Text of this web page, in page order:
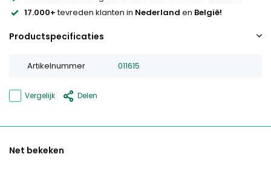
17.000+tevreden klanten in Nederland en België!
Productspecificaties
Artikelnummer 011615
Vergelijk Delen
Net bekeken